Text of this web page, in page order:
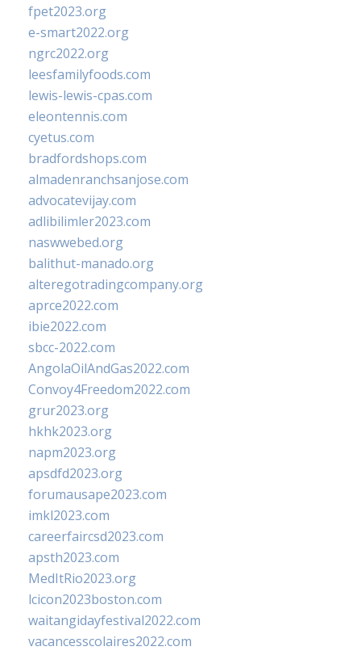
fpet2023.org
e-smart2022.org
ngrc2022.org
leesfamilyfoods.com
lewis-lewis-cpas.com
eleontennis.com
cyetus.com
bradfordshops.com
almadenranchsanjose.com
advocatevijay.com
adlibilimler2023.com
naswwebed.org
balithut-manado.org
alteregotradingcompany.org
aprce2022.com
ibie2022.com
sbcc-2022.com
AngolaOilAndGas2022.com
Convoy4Freedom2022.com
grur2023.org
hkhk2023.org
napm2023.org
apsdfd2023.org
forumausape2023.com
imkl2023.com
careerfaircsd2023.com
apsth2023.com
MedItRio2023.org
lcicon2023boston.com
waitangidayfestival2022.com
vacancesscolaires2022.com